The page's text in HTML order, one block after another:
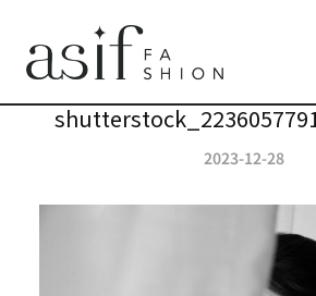
2023-12-28